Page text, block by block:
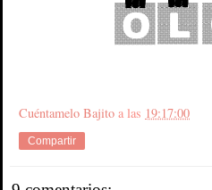
Cuéntamelo Bajito a las 19:17:00
Compartir